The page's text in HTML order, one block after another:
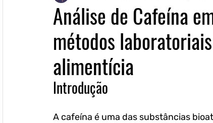
Análise de Cafeína
métodos
alimentícia
Introdução
A cafeína é uma das substâncias